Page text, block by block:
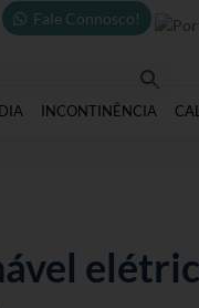
Fale Connosco!
INCONTINÊNCIA